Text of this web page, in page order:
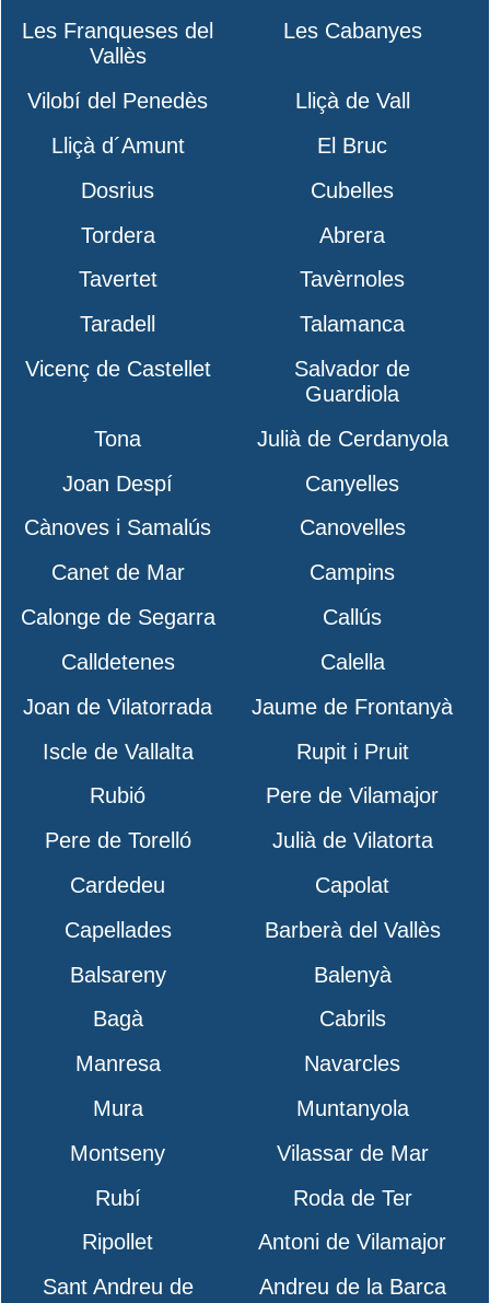
Les Franqueses del
Vallès
Les Cabanyes
Vilobí del Penedès
Lliçà de Vall
Lliçà d´Amunt
El Bruc
Dosrius
Cubelles
Tordera
Abrera
Tavertet
Tavèrnoles
Taradell
Talamanca
Vicenç de Castellet
Salvador de
Guardiola
Tona
Julià de Cerdanyola
Joan Despí
Canyelles
Cànoves i Samalús
Canovelles
Canet de Mar
Campins
Calonge de Segarra
Callús
Calldetenes
Calella
Joan de Vilatorrada
Jaume de Frontanyà
Iscle de Vallalta
Rupit i Pruit
Rubió
Pere de Vilamajor
Pere de Torelló
Julià de Vilatorta
Cardedeu
Capolat
Capellades
Barberà del Vallès
Balsareny
Balenyà
Bagà
Cabrils
Manresa
Navarcles
Mura
Muntanyola
Montseny
Vilassar de Mar
Rubí
Roda de Ter
Ripollet
Antoni de Vilamajor
Sant Andreu de
Andreu de la Barca